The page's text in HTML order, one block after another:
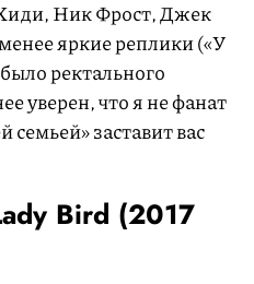
Ник Фрост, Джек
яркие реплики («У
ректального
уверен, что я не фанат
семьей» заставит вас
Bird (2017